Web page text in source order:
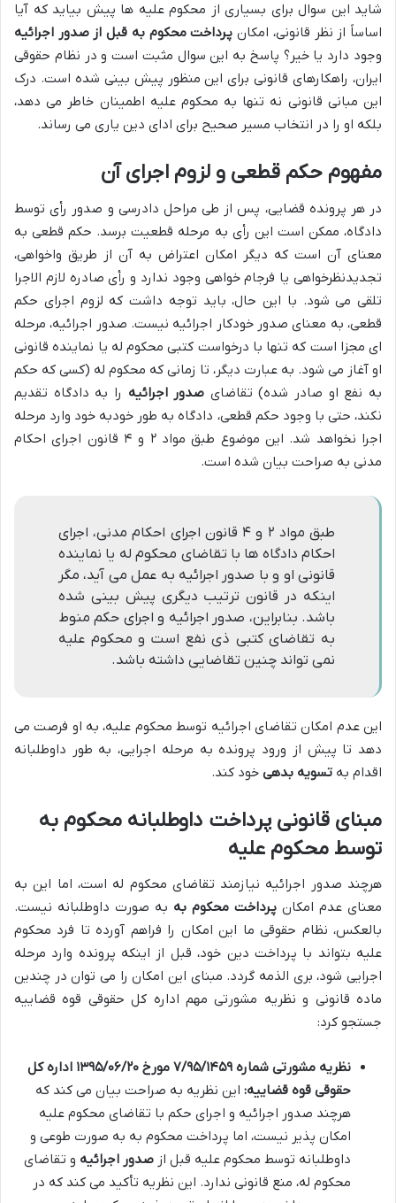
شاید این سوال برای بسیاری از محکوم علیه ها پیش بیاید که آیا
اساساً از نظر قانونی، امکان پرداخت محکوم به قبل از صدور اجرائیه
وجود دارد یا خیر؟ پاسخ به این سوال مثبت است و در نظام حقوقی
ایران، راهکارهای قانونی برای این منظور پیش بینی شده است. درک
این مبانی قانونی نه تنها به محکوم علیه اطمینان خاطر می دهد،
بلکه او را در انتخاب مسیر صحیح برای ادای دین یاری می رساند.
مفهوم حکم قطعی و لزوم اجرای آن
در هر پرونده قضایی، پس از طی مراحل دادرسی و صدور رأی توسط
دادگاه، ممکن است این رأی به مرحله قطعیت برسد. حکم قطعی به
معنای آن است که دیگر امکان اعتراض به آن از طریق واخواهی،
تجدیدنظرخواهی یا فرجام خواهی وجود ندارد و رأی صادره لازم الاجرا
تلقی می شود. با این حال، باید توجه داشت که لزوم اجرای حکم
قطعی، به معنای صدور خودکار اجرائیه نیست. صدور اجرائیه، مرحله
ای مجزا است که تنها با درخواست کتبی محکوم له یا نماینده قانونی
او آغاز می شود. به عبارت دیگر، تا زمانی که محکوم له (کسی که حکم
به نفع او صادر شده) تقاضای صدور اجرائیه را به دادگاه تقدیم
نکند، حتی با وجود حکم قطعی، دادگاه به طور خودبه خود وارد مرحله
اجرا نخواهد شد. این موضوع طبق مواد ۲ و ۴ قانون اجرای احکام
مدنی به صراحت بیان شده است.
طبق مواد ۲ و ۴ قانون اجرای احکام مدنی، اجرای
احکام دادگاه ها با تقاضای محکوم له یا نماینده
قانونی او و با صدور اجرائیه به عمل می آید، مگر
اینکه در قانون ترتیب دیگری پیش بینی شده
باشد. بنابراین، صدور اجرائیه و اجرای حکم منوط
به تقاضای کتبی ذی نفع است و محکوم علیه
نمی تواند چنین تقاضایی داشته باشد.
این عدم امکان تقاضای اجرائیه توسط محکوم علیه، به او فرصت می
دهد تا پیش از ورود پرونده به مرحله اجرایی، به طور داوطلبانه
اقدام به تسویه بدهی خود کند.
مبنای قانونی پرداخت داوطلبانه محکوم به
توسط محکوم علیه
هرچند صدور اجرائیه نیازمند تقاضای محکوم له است، اما این به
معنای عدم امکان پرداخت محکوم به به صورت داوطلبانه نیست.
بالعکس، نظام حقوقی ما این امکان را فراهم آورده تا فرد محکوم
علیه بتواند با پرداخت دین خود، قبل از اینکه پرونده وارد مرحله
اجرایی شود، بری الذمه گردد. مبنای این امکان را می توان در چندین
ماده قانونی و نظریه مشورتی مهم اداره کل حقوقی قوه قضاییه
جستجو کرد:
نظریه مشورتی شماره ۷/۹۵/۱۴۵۹ مورخ ۱۳۹۵/۰۶/۲۰ اداره کل
حقوقی قوه قضاییه: این نظریه به صراحت بیان می کند که
هرچند صدور اجرائیه و اجرای حکم با تقاضای محکوم علیه
امکان پذیر نیست، اما پرداخت محکوم به به صورت طوعی و
داوطلبانه توسط محکوم علیه قبل از صدور اجرائیه و تقاضای
محکوم له، منع قانونی ندارد. این نظریه تأکید می کند که در